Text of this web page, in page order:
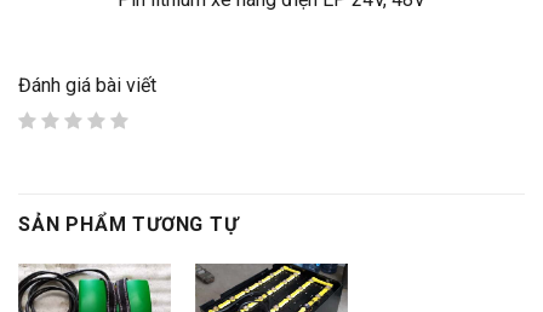
Đánh giá bài viết
SẢN PHẨM TƯƠNG TỰ